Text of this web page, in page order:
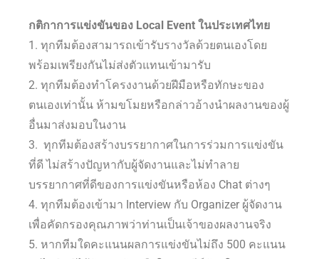
กติกาการแข่งขันของ Local Event ในประเทศไทย
1. ทุกทีมต้องสามารถเข้ารับรางวัลด้วยตนเองโดย
พร้อมเพรียงกันไม่ส่งตัวแทนเข้ามารับ
2. ทุกทีมต้องทำโครงงานด้วยฝีมือหรือทักษะของ
ตนเองเท่านั้น ห้ามขโมยหรือกล่าวอ้างนำผลงานของผู้
อื่นมาส่งมอบในงาน
3. ทุกทีมต้องสร้างบรรยากาศในการร่วมการแข่งขัน
ที่ดี ไม่สร้างปัญหากับผู้จัดงานและไม่ทำลาย
บรรยากาศที่ดีของการแข่งขันหรือห้อง Chat ต่างๆ
4. ทุกทีมต้องเข้ามา Interview กับ Organizer ผู้จัดงาน
เพื่อคัดกรองคุณภาพว่าท่านเป็นเจ้าของผลงานจริง
5. หากทีมใดคะแนนผลการแข่งขันไม่ถึง 500 คะแนน